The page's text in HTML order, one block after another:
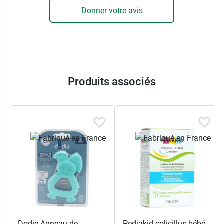
ou ses gencives, l’enfant absorbe ces aliments
sans le risque qu’il s’étouffe. Un système de
réglementation.
Tétifruit pour continuer à faire découvrir de
nouvelles saveurs à bébé et émerveiller ses
papilles.
Grignoteur Tetifruit : soulage les
poussées dentaires
Donner votre avis
Produits associés